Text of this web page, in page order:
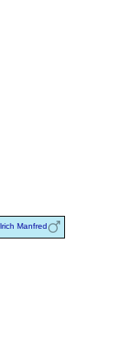
Manfred